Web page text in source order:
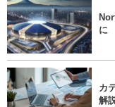
に
カ
解